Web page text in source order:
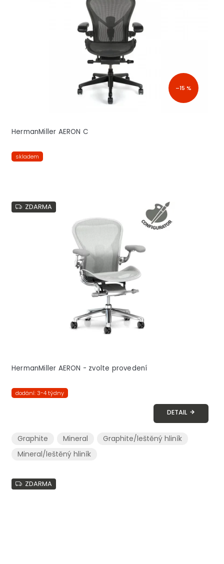
–15 %
HermanMiller AERON C
skladem
ZDARMA
HermanMiller AERON - zvolte provedení
dodání: 3-4 týdny
DETAIL
Graphite Mineral
Graphite/leštěný hliník
Mineral/leštěný hliník
ZDARMA